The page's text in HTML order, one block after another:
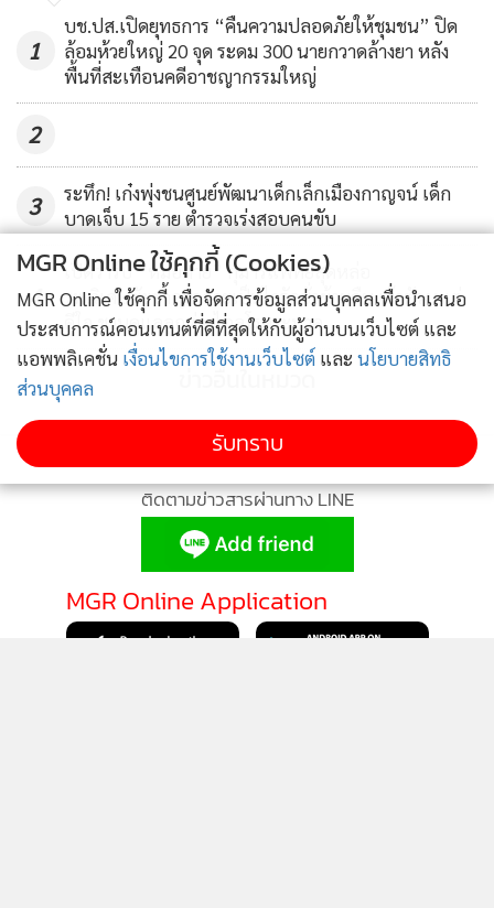
1
บช.ปส.เปิดยุทธการ “คืนความปลอดภัยให้ชุมชน” ปิด
ล้อมห้วยใหญ่ 20 จุด ระดม 300 นายกวาดล้างยา หลัง
พื้นที่สะเทือนคดีอาชญากรรมใหญ่
2
3
ระทึก! เก๋งพุ่งชนศูนย์พัฒนาเด็กเล็กเมืองกาญจน์ เด็ก
บาดเจ็บ 15 ราย ตำรวจเร่งสอบคนขับ
4
เปิดวาร์ป “หมอกาย” กุมารแพทย์สุดหล่อ
รพ.วิเศษชัยชาญ กลายเป็นไวรัลชั่วข้ามคืน เจ้าตัวงงแต่
ดีใจ ชวนดูแลลูกห่างไกลโรคระบาด
ติดตามข่าวสารผ่านทาง LINE
MGR Online Application
MGR Online ใช้คุกกี้ (Cookies)
MGR Online ใช้คุกกี้ เพื่อจัดการข้อมูลส่วนบุคคลเพื่อนำเสนอ
ประสบการณ์คอนเทนต์ที่ดีที่สุดให้กับผู้อ่านบนเว็บไซต์ และ
แอพพลิเคชั่น เงื่อนไขการใช้งานเว็บไซต์ และ นโยบายสิทธิ
ส่วนบุคคล
รับทราบ